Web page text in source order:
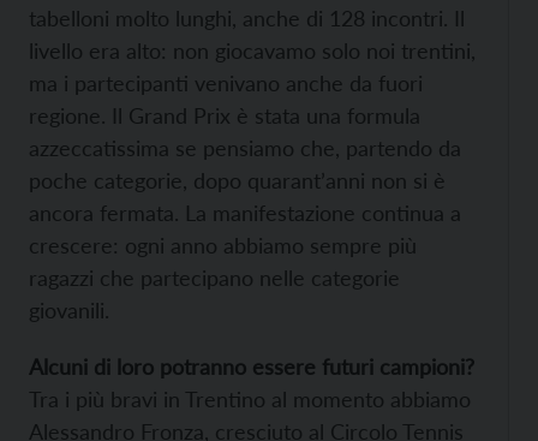
tabelloni molto lunghi, anche di 128 incontri. Il
livello era alto: non giocavamo solo noi trentini,
ma i partecipanti venivano anche da fuori
regione. Il Grand Prix è stata una formula
azzeccatissima se pensiamo che, partendo da
poche categorie, dopo quarant’anni non si è
ancora fermata. La manifestazione continua a
crescere: ogni anno abbiamo sempre più
ragazzi che partecipano nelle categorie
giovanili.
Alcuni di loro potranno essere futuri campioni?
Tra i più bravi in Trentino al momento abbiamo
Alessandro Fronza, cresciuto al Circolo Tennis